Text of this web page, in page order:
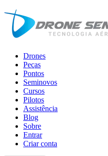
Drones
Peças
Pontos
Seminovos
Cursos
Pilotos
Assistência
Blog
Sobre
Entrar
Criar conta